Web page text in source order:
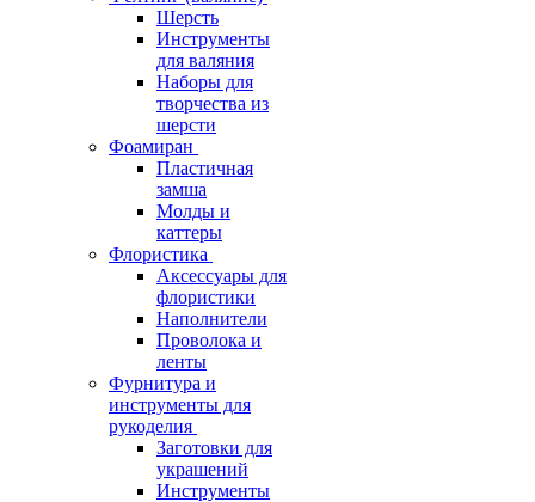
Шерсть
Инструменты
для валяния
Наборы для
творчества из
шерсти
Фоамиран
Пластичная
замша
Молды и
каттеры
Флористика
Аксессуары для
флористики
Наполнители
Проволока и
ленты
Фурнитура и
инструменты для
рукоделия
Заготовки для
украшений
Инструменты